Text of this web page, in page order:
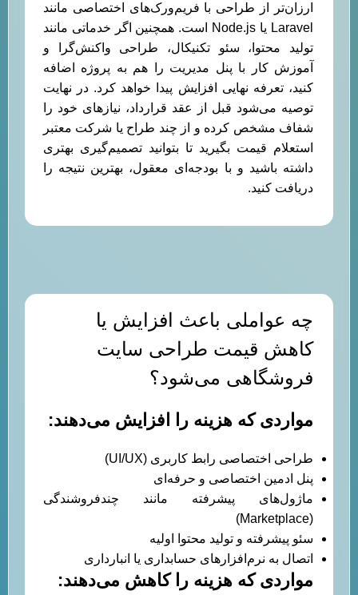
ارزان‌تر از طراحی با فریم‌ورک‌های اختصاصی مانند
Laravel یا Node.js است. همچنین اگر خدماتی مانند
تولید محتوا، سئو تکنیکال، طراحی واکنش‌گرا و
آموزش کار با پنل مدیریت را هم به پروژه اضافه
کنید، تعرفه نهایی افزایش پیدا خواهد کرد. در نهایت
توصیه می‌شود قبل از عقد قرارداد، نیازهای خود را
شفاف مشخص کرده و از چند طراح یا شرکت معتبر
استعلام قیمت بگیرید تا بتوانید تصمیم‌گیری بهتری
داشته باشید و با بودجه‌ای معقول، بهترین نتیجه را
دریافت کنید.
چه عواملی باعث افزایش یا
کاهش قیمت طراحی سایت
فروشگاهی می‌شود؟
مواردی که هزینه را افزایش می‌دهند:
طراحی اختصاصی رابط کاربری (UI/UX)
پنل ادمین اختصاصی و حرفه‌ای
ماژول‌های پیشرفته مانند چندفروشندگی
(Marketplace)
سئو پیشرفته و تولید محتوا اولیه
اتصال به نرم‌افزارهای حسابداری یا انبارداری
مواردی که هزینه را کاهش می‌دهند: